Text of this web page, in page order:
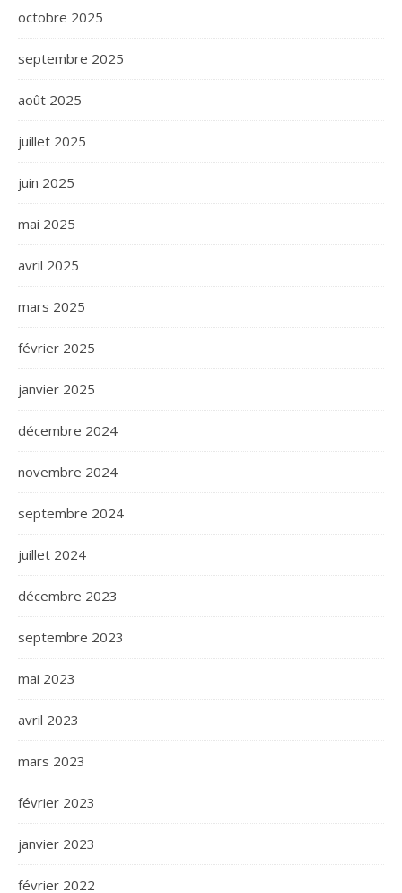
octobre 2025
septembre 2025
août 2025
juillet 2025
juin 2025
mai 2025
avril 2025
mars 2025
février 2025
janvier 2025
décembre 2024
novembre 2024
septembre 2024
juillet 2024
décembre 2023
septembre 2023
mai 2023
avril 2023
mars 2023
février 2023
janvier 2023
février 2022